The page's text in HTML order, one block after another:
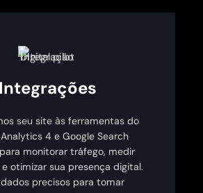
Integrações
seu site às ferramentas do
4 e Google Search
monitorar tráfego, medir
otimizar sua presença digital.
dados precisos para tomar